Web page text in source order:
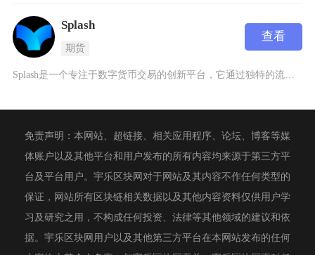
Splash
期货
查看
Splash是一个专注于数字货币交易的创新平台，它通过独特的流动性机制和去中心化架构为用户
免责声明：本网站、超链接、相关应用程序、论坛、博客等媒
体账户以及其他平台和用户发布的所有内容均来源于第三方平
台及平台用户。宇乐区块网对于网站及其内容不作任何类型的
保证，网站所有区块链相关数据以及其他内容资料仅供用户学
习及研究之用，不构成任何投资、法律等其他领域的建议和依
据。宇乐区块网用户以及其他第三方平台在本网站发布的任何